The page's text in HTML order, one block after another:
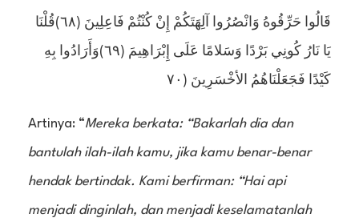
قَالُوا حَرِّقُوهُ وَانْصُرُوا آلِهَتَكُمْ إِنْ كُنْتُمْ فَاعِلِينَ (٦٨)قُلْنَا
يَا نَارُ كُونِي بَرْدًا وَسَلامًا عَلَى إِبْرَاهِيمَ (٦٩)وَأَرَادُوا بِهِ
كَيْدًا فَجَعَلْنَاهُمُ الأخْسَرِينَ (٧٠
Artinya: “Mereka berkata: “Bakarlah dia dan
bantulah ilah-ilah kamu, jika kamu benar-benar
hendak bertindak. Kami berfirman: “Hai api
menjadi dinginlah, dan menjadi keselamatanlah